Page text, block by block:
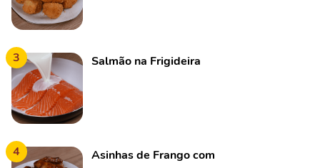
3 Salmão na Frigideira
4
Asinhas de Frango com